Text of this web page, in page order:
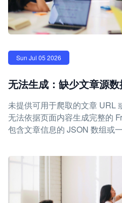
Sun Jul 05 2026
无法生成：缺少文章源
未提供可用于爬取的文章 URL
无法依据页面内容生成完整的
包含文章信息的 JSON 数组或